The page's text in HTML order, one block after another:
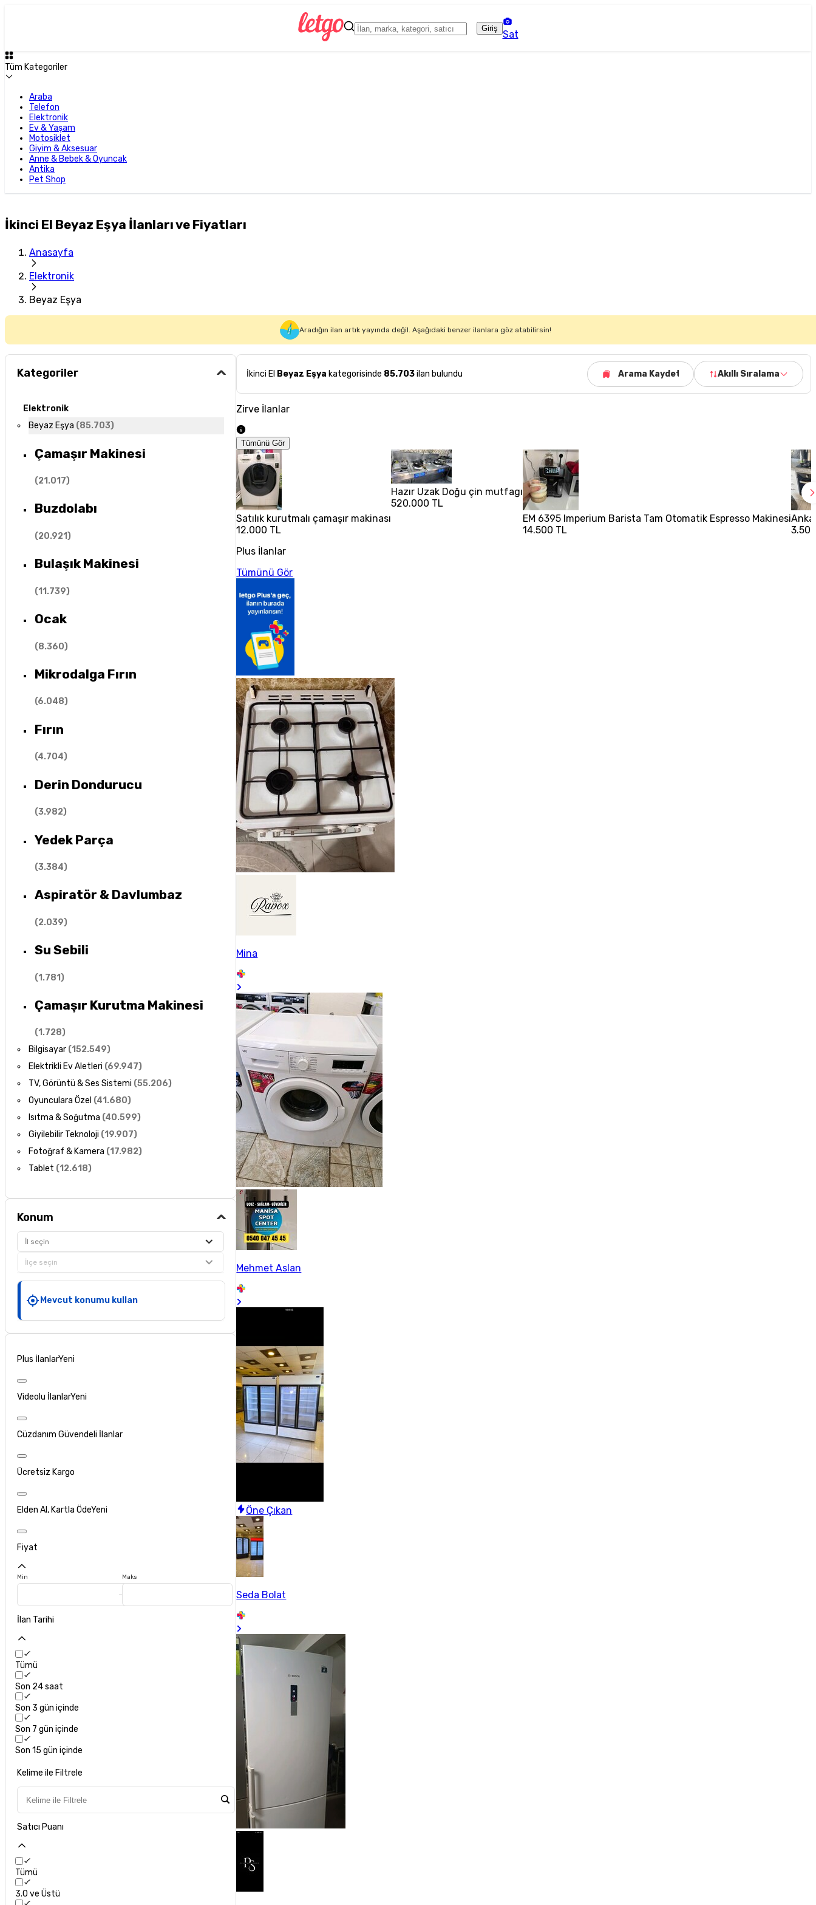
Giriş
Sat
Tüm Kategoriler
Araba
Telefon
Elektronik
Ev & Yaşam
Motosiklet
Giyim & Aksesuar
Anne & Bebek & Oyuncak
Antika
Pet Shop
İkinci El Beyaz Eşya İlanları ve Fiyatları
Anasayfa
Elektronik
Beyaz Eşya
Aradığın ilan artık yayında değil. Aşağıdaki benzer ilanlara göz atabilirsin!
Kategoriler
Elektronik
Beyaz Eşya (85.703)
Çamaşır Makinesi
(21.017)
Buzdolabı
(20.921)
Bulaşık Makinesi
(11.739)
Ocak
(8.360)
Mikrodalga Fırın
(6.048)
Fırın
(4.704)
Derin Dondurucu
(3.982)
Yedek Parça
(3.384)
Aspiratör & Davlumbaz
(2.039)
Su Sebili
(1.781)
Çamaşır Kurutma Makinesi
(1.728)
Bilgisayar (152.549)
Elektrikli Ev Aletleri (69.947)
TV, Görüntü & Ses Sistemi (55.206)
Oyunculara Özel (41.680)
Isıtma & Soğutma (40.599)
Giyilebilir Teknoloji (19.907)
Fotoğraf & Kamera (17.982)
Tablet (12.618)
Konum
İl seçin
İlçe seçin
Mevcut konumu kullan
Plus İlanlarYeni
Videolu İlanlarYeni
Cüzdanım Güvendeli İlanlar
Ücretsiz Kargo
Elden Al, Kartla ÖdeYeni
Fiyat
Min Maks
İlan Tarihi
Tümü
Son 24 saat
Son 3 gün içinde
Son 7 gün içinde
Son 15 gün içinde
Kelime ile Filtrele
Satıcı Puanı
Tümü
3.0 ve Üstü
İkinci El Beyaz Eşya kategorisinde 85.703ilan bulundu Arama Kaydet Akıllı Sıralama
Zirve İlanlar
Tümünü Gör
Satılık kurutmalı çamaşır makinası
12.000 TL
Hazır Uzak Doğu çin mutfagı
520.000 TL
EM 6395 Imperium Barista Tam Otomatik Espresso Makinesi
14.500 TL
Plus İlanlar
Tümünü Gör
Mina
Mehmet Aslan
Öne Çıkan
Seda Bolat